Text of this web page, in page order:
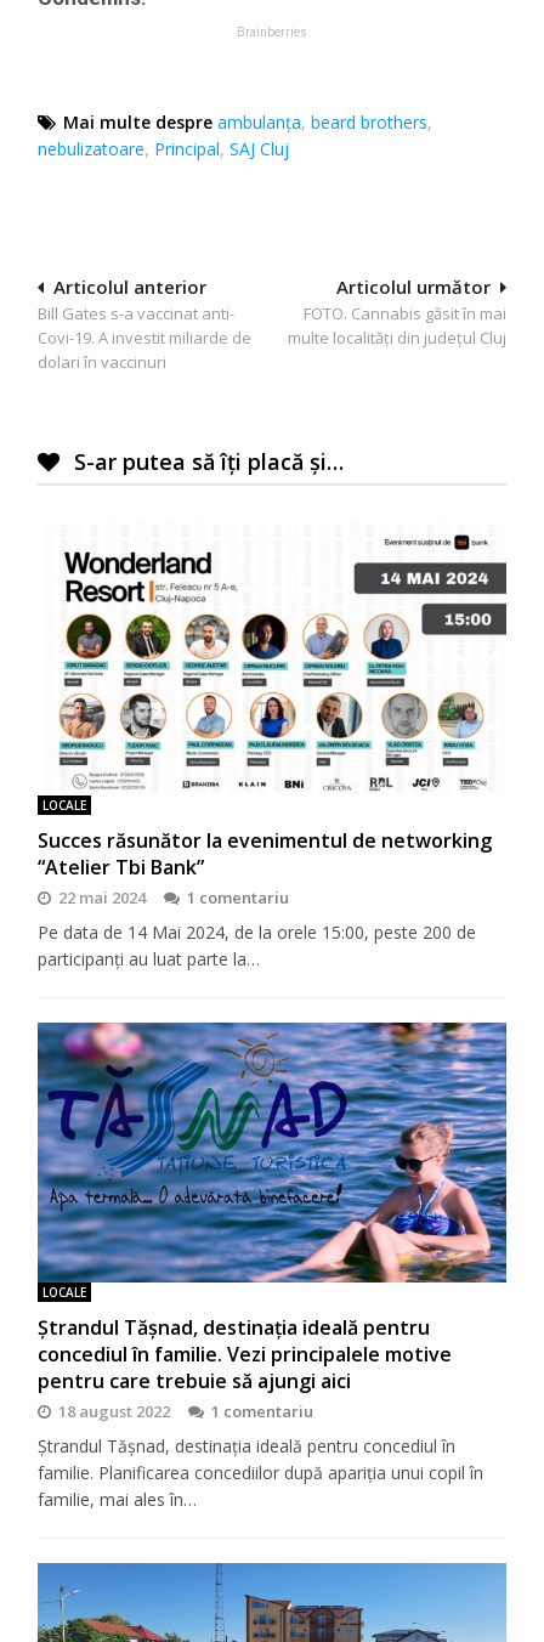
Mai multe despre ambulanţa,beard brothers,
nebulizatoare, Principal,SAJ Cluj
Navigare
în
articole
Articolul următor
FOTO. Cannabis găsit în mai
multe localități din județul Cluj
Articolul anterior
Bill Gates s-a vaccinat anti-
Covi-19. A investit miliarde de
dolari în vaccinuri
S-ar putea să îți placă și…
LOCALE
Succes răsunător la evenimentul de networking
“Atelier Tbi Bank”
22 mai 2024 1 comentariu
Pe data de 14 Mai 2024, de la orele 15:00, peste 200 de
participanți au luat parte la…
LOCALE
Ștrandul Tășnad, destinația ideală pentru
concediul în familie. Vezi principalele motive
pentru care trebuie să ajungi aici
18 august 2022 1 comentariu
Ștrandul Tășnad, destinația ideală pentru concediul în
familie. Planificarea concediilor după apariția unui copil în
familie, mai ales în…